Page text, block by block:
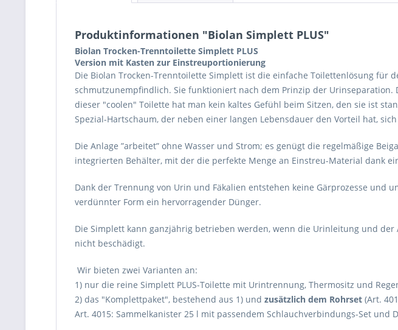
Produktinformationen "Biolan Simplett PLUS"
Biolan Trocken-Trenntoilette Simplett PLUS
Version mit Kasten zur Einstreuportionierung
Die Biolan Trocken-Trenntoilette Simplett ist die einfache Toilettenlösung für
schmutzunempfindlich. Sie funktioniert nach dem Prinzip der
dieser "coolen" Toilette hat man kein kaltes Gefühl beim Sitzen, den sie ist
Spezial-Hartschaum, der neben einer langen Lebensdauer den Vorteil hat,
Die Anlage ”arbeitet” ohne Wasser und Strom; es genügt die regelmäßige
integrierten Behälter, mit der die perfekte Menge an Einstreu-Material dank
Dank der Trennung von Urin und Fäkalien entstehen keine Gärprozesse und
verdünnter Form ein hervorragender Dünger.
Die Simplett kann ganzjährig betrieben werden, wenn die Urinleitung und
nicht beschädigt.
Wir bieten zwei Varianten an:
1) nur die reine Simplett PLUS-Toilette mit Urintrennung, Thermositz und
2) das "Komplettpaket", bestehend aus 1) und zusätzlich dem Rohrset (Art.
Art. 4015: Sammelkanister 25 l mit passendem Schlauchverbindungs-Set und